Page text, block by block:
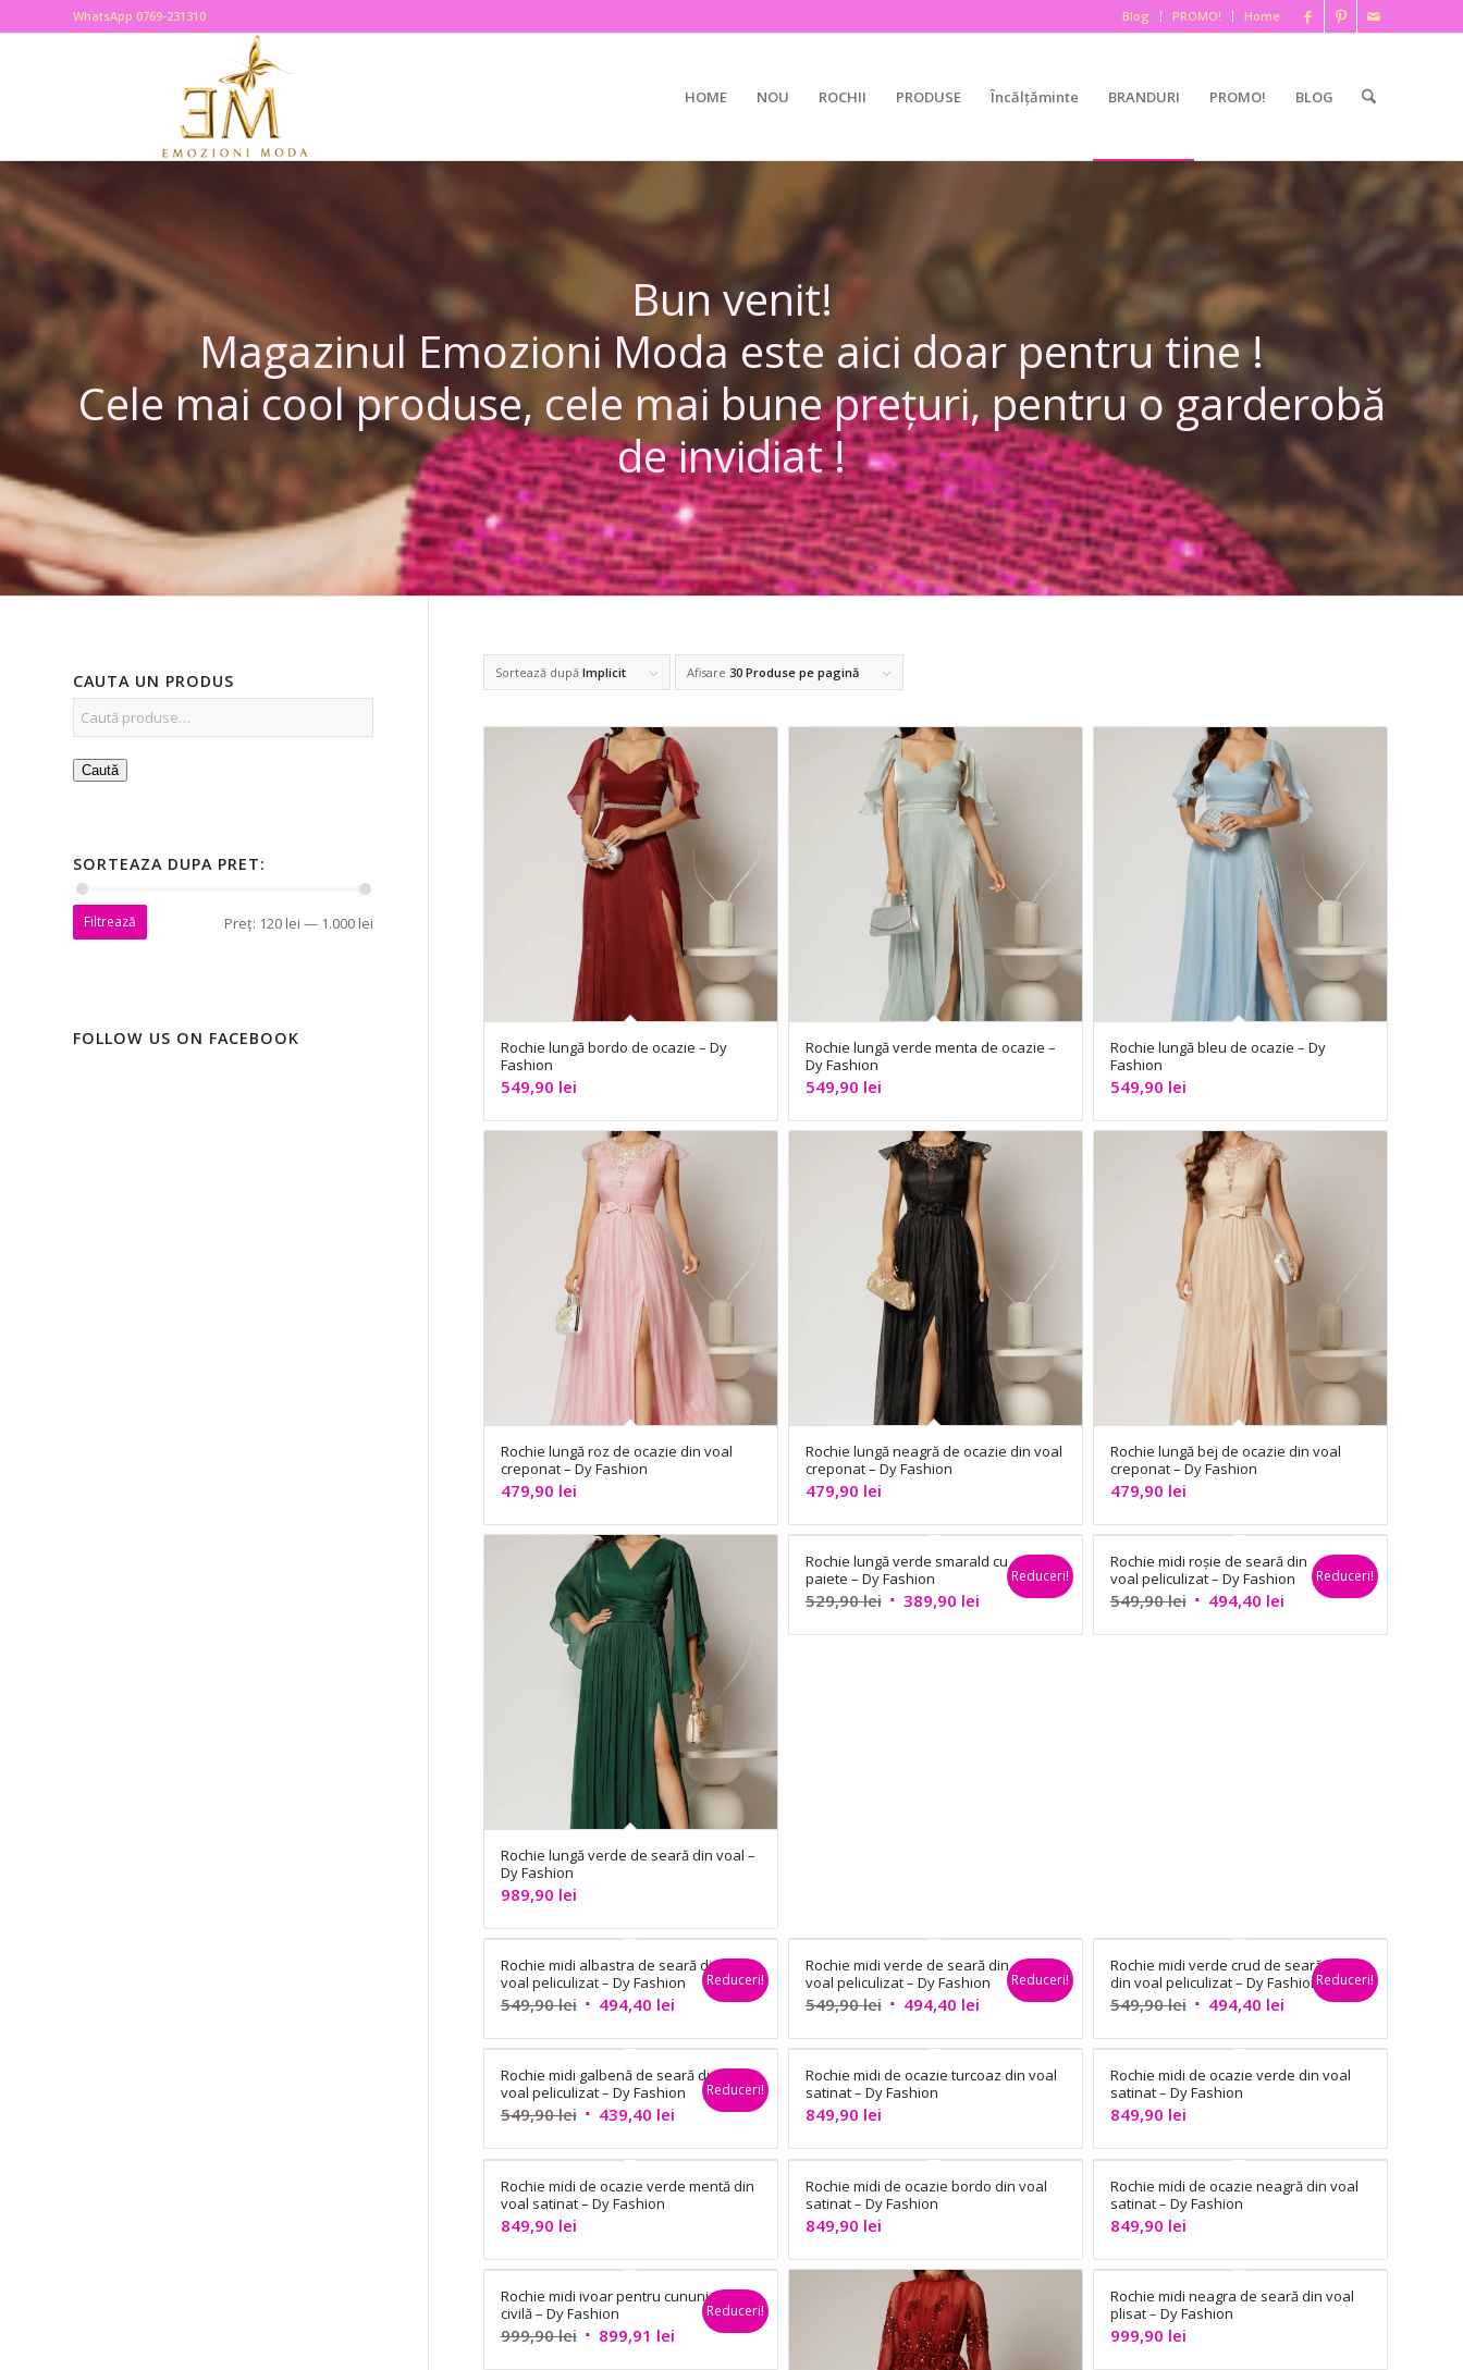
Blog PROMO! Home
WhatsApp 0769-231310
HOME NOU ROCHII PRODUSE Încălțăminte BRANDURI PROMO! BLOG
Bun venit!
Magazinul Emozioni Moda este aici doar pentru tine !
Cele mai cool produse, cele mai bune prețuri, pentru o garderobă
de invidiat !
Sortează după Implicit Afisare 30 Produse pe pagină
Rochie lungă bordo de ocazie – Dy
Fashion
549,90 lei
Rochie lungă verde menta de ocazie –
Dy Fashion
549,90 lei
Rochie lungă bleu de ocazie – Dy
Fashion
549,90 lei
Rochie lungă roz de ocazie din voal
creponat – Dy Fashion
479,90 lei
Rochie lungă neagră de ocazie din voal
creponat – Dy Fashion
479,90 lei
Rochie lungă bej de ocazie din voal
creponat – Dy Fashion
479,90 lei
Rochie lungă verde de seară din voal –
Dy Fashion
989,90 lei
Rochie lungă verde smarald cu
paiete – Dy Fashion
529,90lei Prețul
389,90 leiPrețul
Reduceri!
Rochie midi roșie de seară din
voal peliculizat – Dy Fashion
549,90lei Prețul
494,40 leiPrețul
Reduceri!
Rochie midi albastra de seară din
voal peliculizat – Dy Fashion
549,90lei Prețul
a
fost:
549,90 lei.
494,40 leiPrețul
este:
494,40 lei.
Reduceri!
Rochie midi verde de seară din
voal peliculizat – Dy Fashion
549,90lei Prețul
a
fost:
494,40 leiPrețul
este:
494,40 lei.
Reduceri!
Rochie midi verde crud de seară
din voal peliculizat – Dy Fashion
549,90lei Prețul
a
fost:
494,40 leiPrețul
este:
494,40 lei.
Reduceri!
Rochie midi galbenă de seară din
voal peliculizat – Dy Fashion
549,90lei Prețul
a
fost:
549,90 lei.
439,40 leiPrețul
este:
439,40 lei.
Reduceri!
Rochie midi de ocazie turcoaz din voal
satinat – Dy Fashion
849,90 lei
Rochie midi de ocazie verde din voal
satinat – Dy Fashion
849,90 lei
Rochie midi de ocazie verde mentă din
voal satinat – Dy Fashion
849,90 lei
Rochie midi de ocazie bordo din voal
satinat – Dy Fashion
849,90 lei
Rochie midi de ocazie neagră din voal
satinat – Dy Fashion
849,90 lei
Rochie midi ivoar pentru cununie
civilă – Dy Fashion
999,90lei Prețul
899,91 leiPrețul
Reduceri!
Rochie midi neagra de seară din voal
plisat – Dy Fashion
999,90 lei
CAUTA UN PRODUS
Caută
SORTEAZA DUPA PRET:
Filtrează Preț: 120 lei — 1.000 lei
FOLLOW US ON FACEBOOK